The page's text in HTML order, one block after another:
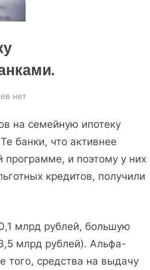
к
Лимиты
на
семейную
перераспределили
нет
на семейную ипотеку
банки, что активнее
программе, и поэтому у них
кредитов, получили
млрд рублей, большую
млрд рублей). Альфа-
того, средства на выдачу